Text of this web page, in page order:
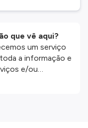
que vê aqui?
um serviço
a informação e
e/ou
website são